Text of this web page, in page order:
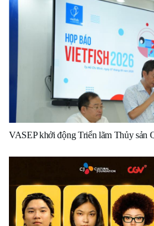
VASEP khởi động Triển lãm Thủy sản